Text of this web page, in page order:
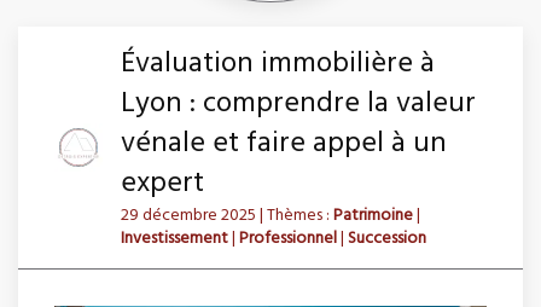
Évaluation immobilière à
Lyon : comprendre la valeur
vénale et faire appel à un
expert
29 décembre 2025| Thèmes :Patrimoine|
Investissement|Professionnel|Succession